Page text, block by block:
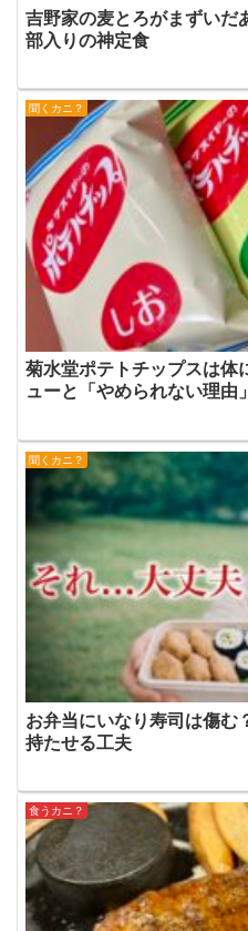
吉野家の麦とろがまずいだ
部入りの神定食
聞くカニ？
菊水堂ポテトチップスは体
ューと「やめられない理由」
聞くカニ？
お弁当にいなり寿司は傷む
持たせる工夫
食うカニ？